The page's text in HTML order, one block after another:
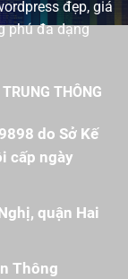
đẹp, giá
phú đa dạng
THÔNG
do Sở Kế
cấp ngày
quận Hai
Thông